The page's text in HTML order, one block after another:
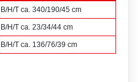
B/H/T ca. 340/190/45 cm
B/H/T ca. 23/34/44 cm
B/H/T ca. 136/76/39 cm